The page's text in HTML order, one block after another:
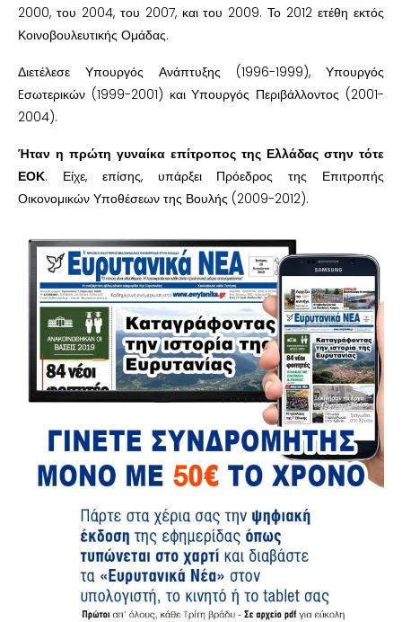
2000, του 2004, του 2007, και του 2009. Το 2012 ετέθη εκτός
Κοινοβουλευτικής Ομάδας.
Διετέλεσε Υπουργός Ανάπτυξης (1996-1999), Υπουργός
Eσωτερικών (1999-2001) και Υπουργός Περιβάλλοντος (2001-
2004).
Ήταν η πρώτη γυναίκα επίτροπος της Ελλάδας στην τότε
ΕΟΚ. Είχε, επίσης, υπάρξει Πρόεδρος της Επιτροπής
Οικονομικών Υποθέσεων της Βουλής (2009-2012).